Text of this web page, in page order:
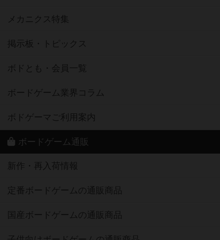
メカニクス特集
掲示板・トピックス
ボドとも・会員一覧
ボードゲーム業界コラム
ボドゲーマご利用案内
ボードゲーム通販
新作・再入荷情報
定番ボードゲームの通販商品
国産ボードゲームの通販商品